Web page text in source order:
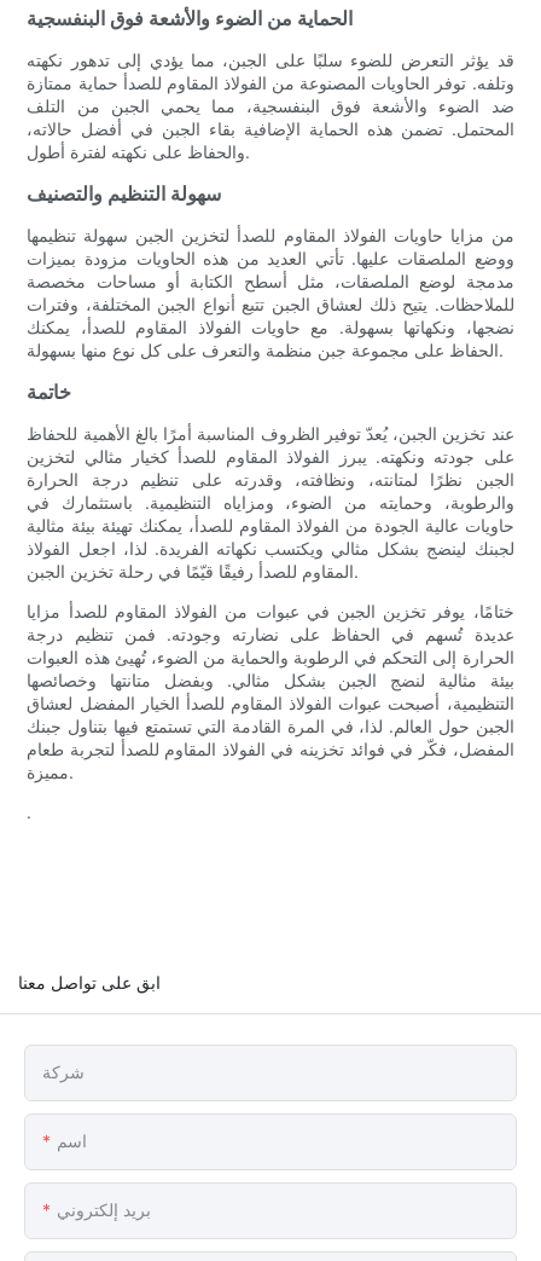
الحماية من الضوء والأشعة فوق البنفسجية
قد يؤثر التعرض للضوء سلبًا على الجبن، مما يؤدي إلى تدهور نكهته
وتلفه. توفر الحاويات المصنوعة من الفولاذ المقاوم للصدأ حماية ممتازة
ضد الضوء والأشعة فوق البنفسجية، مما يحمي الجبن من التلف
المحتمل. تضمن هذه الحماية الإضافية بقاء الجبن في أفضل حالاته،
والحفاظ على نكهته لفترة أطول.
سهولة التنظيم والتصنيف
من مزايا حاويات الفولاذ المقاوم للصدأ لتخزين الجبن سهولة تنظيمها
ووضع الملصقات عليها. تأتي العديد من هذه الحاويات مزودة بميزات
مدمجة لوضع الملصقات، مثل أسطح الكتابة أو مساحات مخصصة
للملاحظات. يتيح ذلك لعشاق الجبن تتبع أنواع الجبن المختلفة، وفترات
نضجها، ونكهاتها بسهولة. مع حاويات الفولاذ المقاوم للصدأ، يمكنك
الحفاظ على مجموعة جبن منظمة والتعرف على كل نوع منها بسهولة.
خاتمة
عند تخزين الجبن، يُعدّ توفير الظروف المناسبة أمرًا بالغ الأهمية للحفاظ
على جودته ونكهته. يبرز الفولاذ المقاوم للصدأ كخيار مثالي لتخزين
الجبن نظرًا لمتانته، ونظافته، وقدرته على تنظيم درجة الحرارة
والرطوبة، وحمايته من الضوء، ومزاياه التنظيمية. باستثمارك في
حاويات عالية الجودة من الفولاذ المقاوم للصدأ، يمكنك تهيئة بيئة مثالية
لجبنك لينضج بشكل مثالي ويكتسب نكهاته الفريدة. لذا، اجعل الفولاذ
المقاوم للصدأ رفيقًا قيّمًا في رحلة تخزين الجبن.
ختامًا، يوفر تخزين الجبن في عبوات من الفولاذ المقاوم للصدأ مزايا
عديدة تُسهم في الحفاظ على نضارته وجودته. فمن تنظيم درجة
الحرارة إلى التحكم في الرطوبة والحماية من الضوء، تُهيئ هذه العبوات
بيئة مثالية لنضج الجبن بشكل مثالي. وبفضل متانتها وخصائصها
التنظيمية، أصبحت عبوات الفولاذ المقاوم للصدأ الخيار المفضل لعشاق
الجبن حول العالم. لذا، في المرة القادمة التي تستمتع فيها بتناول جبنك
المفضل، فكّر في فوائد تخزينه في الفولاذ المقاوم للصدأ لتجربة طعام
مميزة.
.
ابق على تواصل معنا
شركة
اسم
بريد إلكتروني